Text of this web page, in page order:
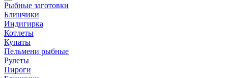
Рыбные заготовки
Блинчики
Индигирка
Котлеты
Купаты
Пельмени рыбные
Рулеты
Пироги